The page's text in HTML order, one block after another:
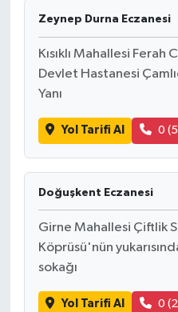
Zeynep Durna Eczanesi
Kısıklı Mahallesi
Devlet Hastanesi
Yanı
Yol Tarifi Al 0
Doğuşkent Eczanesi
Girne Mahallesi Çiftlik
Köprüsü'nün
sokağı
Yol Tarifi Al 0